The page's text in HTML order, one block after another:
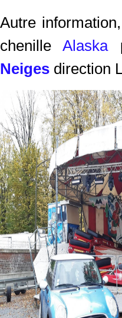
Autre
chenilleAlaska
Neiges direction